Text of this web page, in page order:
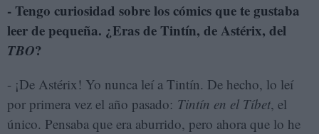
- Tengo curiosidad sobre los cómics que te gustaba
leer de pequeña. ¿Eras de Tintín, de Astérix, del
TBO?
- ¡De Astérix! Yo nunca leí a Tintín. De hecho, lo leí
por primera vez el año pasado: Tintín en el Tíbet, el
único. Pensaba que era aburrido, pero ahora que lo he